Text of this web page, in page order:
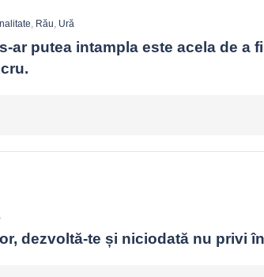
, Rău, Ură
ar putea intampla este acela de a
dezvoltă-te și niciodată nu privi